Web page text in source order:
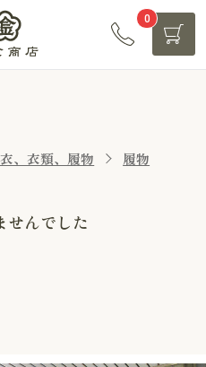
0
、衣類、履物
履物
せんでした